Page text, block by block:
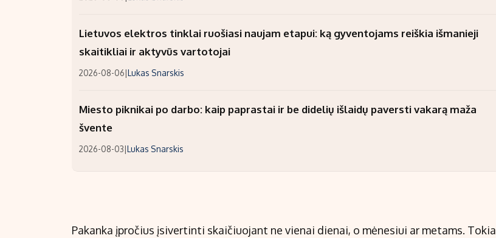
Lietuvos elektros tinklai ruošiasi naujam etapui: ką gyventojams reiškia išmanieji
skaitikliai ir aktyvūs vartotojai
2026-08-06|Lukas Snarskis
Miesto piknikai po darbo: kaip paprastai ir be didelių išlaidų paversti vakarą maža
švente
2026-08-03|Lukas Snarskis
Pakanka įpročius įsivertinti skaičiuojant ne vienai dienai, o mėnesiui ar metams. Tokia